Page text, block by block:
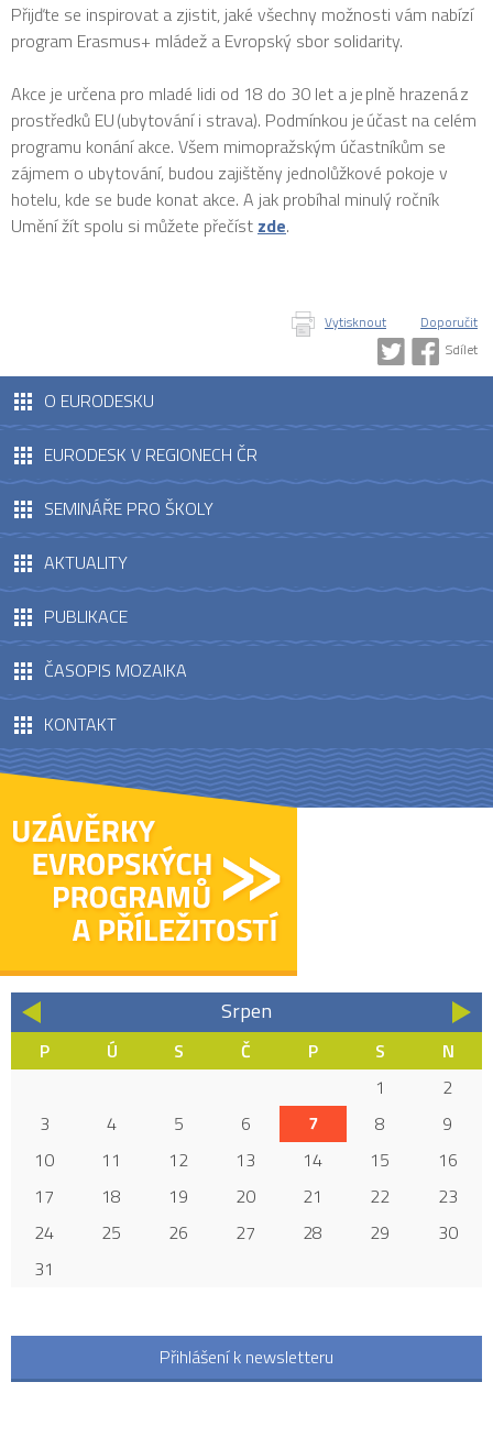
Přijďte se inspirovat a zjistit, jaké všechny možnosti vám nabízí
program Erasmus+ mládež a Evropský sbor solidarity.
Akce je určena pro mladé lidi od 18 do 30 let a je plně hrazená z
prostředků EU (ubytování i strava). Podmínkou je účast na celém
programu konání akce. Všem mimopražským účastníkům se
zájmem o ubytování, budou zajištěny jednolůžkové pokoje v
hotelu, kde se bude konat akce. A jak probíhal minulý ročník
Umění žít spolu si můžete přečíst zde.
Vytisknout
Doporučit
Sdílet
O EURODESKU
EURODESK V REGIONECH ČR
SEMINÁŘE PRO ŠKOLY
AKTUALITY
PUBLIKACE
ČASOPIS MOZAIKA
KONTAKT
Srpen
«
P Ú S Č P S
N
1
2
3
4 5 6 7 8
9
10
11 12 13 14 15
16
17
18 19 20 21 22
23
24
25 26 27 28 29
30
31
Přihlášení k newsletteru